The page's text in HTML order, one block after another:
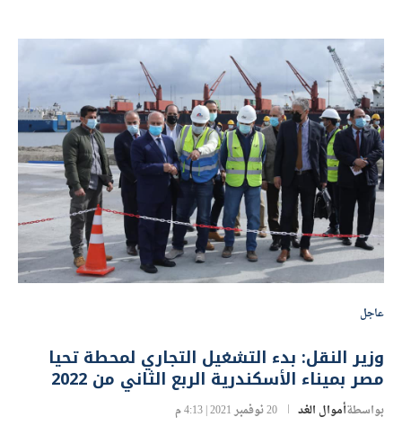
عاجل
وزير النقل: بدء التشغيل التجاري لمحطة تحيا
مصر بميناء الأسكندرية الربع الثاني من 2022
بواسطةأموال الغد 20 نوفمبر 2021 | 4:13 م